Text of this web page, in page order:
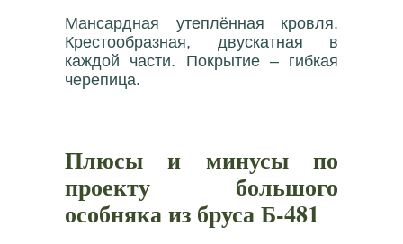
Мансардная утеплённая кровля.
Крестообразная, двускатная в
каждой части. Покрытие – гибкая
черепица.
Плюсы и минусы по
проекту большого
особняка из бруса Б-481